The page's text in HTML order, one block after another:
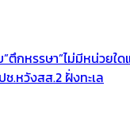
กหรรษา”ไม่มีหน่วยใด
.หวังสส.2 ฝั่งทะเล